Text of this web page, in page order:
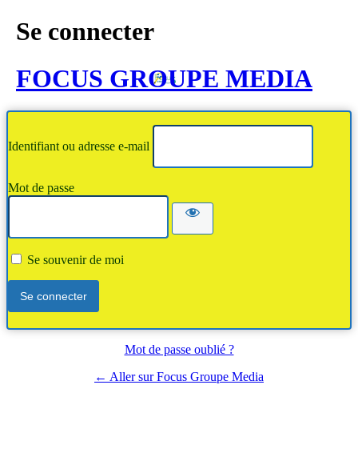
Se connecter
FOCUS GROUPE MEDIA
Identifiant ou adresse e-mail
Mot de passe
Se souvenir de moi
Mot de passe oublié ?
← Aller sur Focus Groupe Media